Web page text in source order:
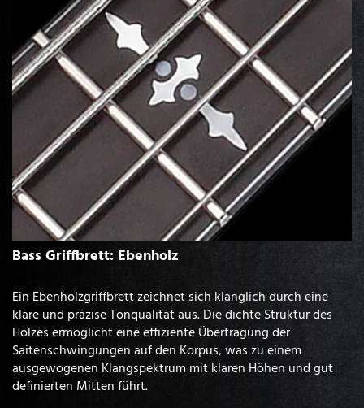
Bass Griffbrett: Ebenholz
Ein Ebenholzgriffbrett zeichnet sich klanglich durch eine
klare und präzise Tonqualität aus. Die dichte Struktur des
Holzes ermöglicht eine effiziente Übertragung der
Saitenschwingungen auf den Korpus, was zu einem
ausgewogenen Klangspektrum mit klaren Höhen und gut
definierten Mitten führt.